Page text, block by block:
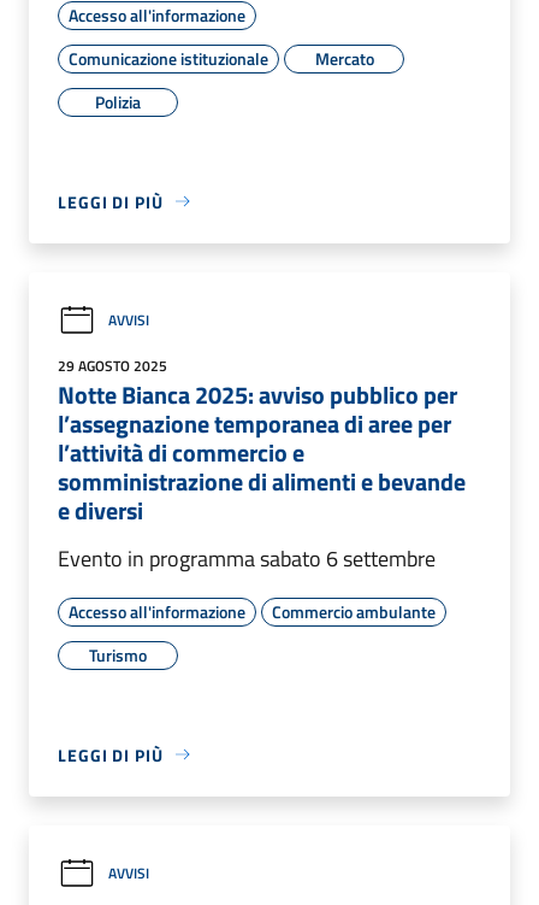
Accesso all'informazione
Comunicazione istituzionale
Mercato
Polizia
LEGGI DI PIÙ
AVVISI
29 AGOSTO 2025
Notte Bianca 2025: avviso pubblico per
l’assegnazione temporanea di aree per
l’attività di commercio e
somministrazione di alimenti e bevande
e diversi
Evento in programma sabato 6 settembre
Accesso all'informazione
Commercio ambulante
Turismo
LEGGI DI PIÙ
AVVISI